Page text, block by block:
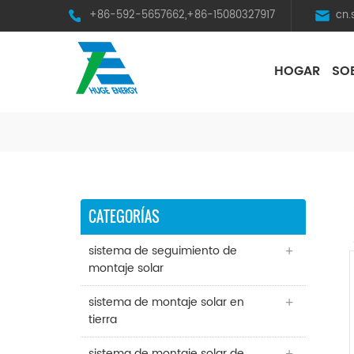
+86-592-5657662,+86-15080327917
HOGAR
CATEGORÍAS
sistema de seguimiento de
montaje solar
sistema de montaje solar en
tierra